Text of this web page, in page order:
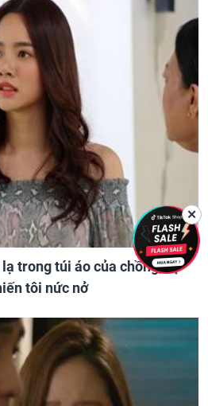
trong túi áo của chồng, sự
tôi nức nở
✕